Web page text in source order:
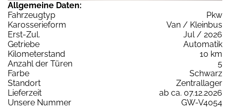
Allgemeine Daten:
Fahrzeugtyp
Pkw
Karosserieform
Van / Kleinbus
Erst-Zul.
Jul / 2026
Getriebe
Automatik
Kilometerstand
10 km
Anzahl der Türen
5
Farbe
Schwarz
Standort
Zentrallager
Lieferzeit
ab ca. 07.12.2026
Unsere Nummer
GW-V4054